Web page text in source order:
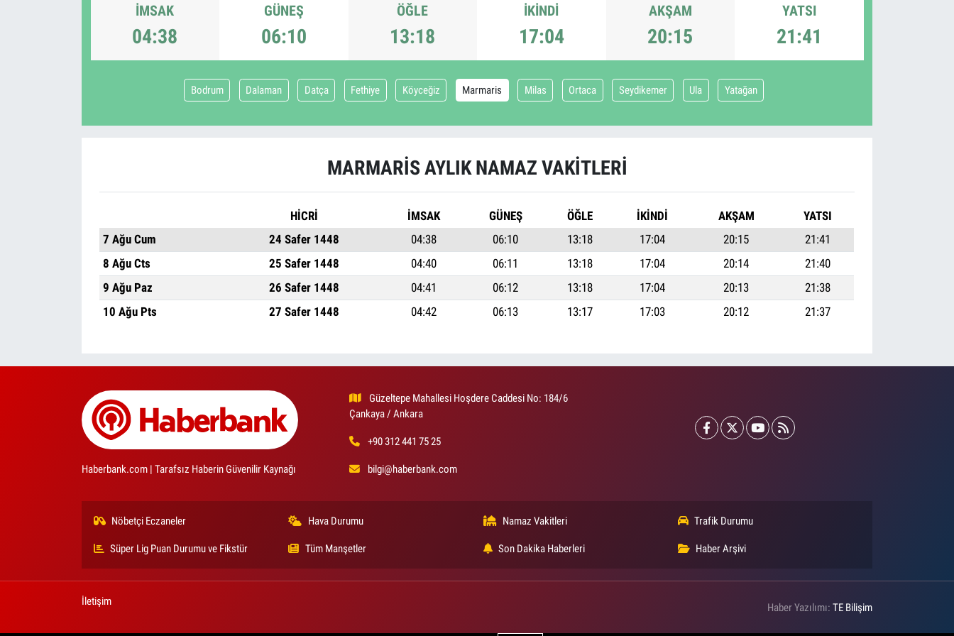
İMSAK
04:38
GÜNEŞ
06:10
ÖĞLE
13:18
İKINDI
17:04
AKŞAM
20:15
YATSI
21:41
Bodrum Dalaman Datça Fethiye Köyceğiz Marmaris Milas Ortaca Seydikemer Ula Yatağan
MARMARIS AYLIK NAMAZ VAKITLERI
HİCRİ İMSAK GÜNEŞ ÖĞLE İKINDI AKŞAM
YATSI
7 Ağu Cum
24 Safer 1448 04:38 06:10 13:18 17:04 20:15
21:41
8 Ağu Cts
25 Safer 1448 04:40 06:11 13:18 17:04 20:14
21:40
9 Ağu Paz
26 Safer 1448 04:41 06:12 13:18 17:04 20:13
21:38
10 Ağu Pts
27 Safer 1448 04:42 06:13 13:17 17:03 20:12 21:37
Haberbank.com | Tarafsız Haberin Güvenilir Kaynağı
Güzeltepe Mahallesi Hoşdere Caddesi No: 184/6
Çankaya / Ankara
+90 312 441 75 25
bilgi@haberbank.com
Nöbetçi Eczaneler Hava Durumu Namaz Vakitleri Trafik Durumu
Süper Lig Puan Durumu ve Fikstür Tüm Manşetler Son Dakika Haberleri Haber Arşivi
İletişim Haber Yazılımı:TE Bilişim